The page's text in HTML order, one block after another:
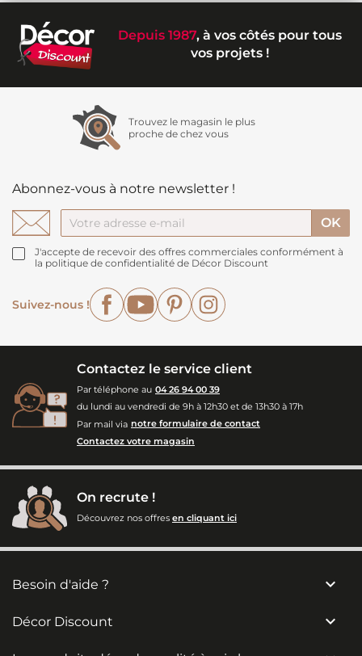
Depuis 1987, à vos côtés pour tous
vos projets !
Trouvez le magasin le plus
proche de chez vous
Abonnez-vous à notre newsletter !
J'accepte de recevoir des offres commerciales conformément à
la politique de confidentialité de Décor Discount
Suivez-nous !
FacebookYouTubePinterest
Contactez le service client
Par téléphone au 04 26 94 00 39
du lundi au vendredi de 9h à 12h30 et de 13h30 à 17h
Par mail via notre formulaire de contact
Contactez votre magasin
On recrute !
Découvrez nos offres en cliquant ici
Besoin d'aide ? 
Décor Discount 